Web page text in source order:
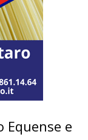
Equense e